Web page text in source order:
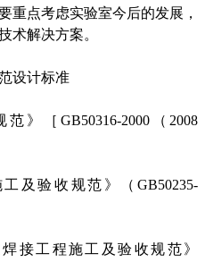
重点考虑实验室今后的发展，
术解决方案。
设计标准
》［GB50316-2000（2008
及验收规范》（GB50235-
接工程施工及验收规范》